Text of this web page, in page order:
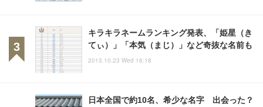
キラキラネームランキング発表、「姫星（き
てぃ）」「本気（まじ）」など奇抜な名前も
2013.10.23 Wed 16:18
日本全国で約10名、希少な名字 出会った？